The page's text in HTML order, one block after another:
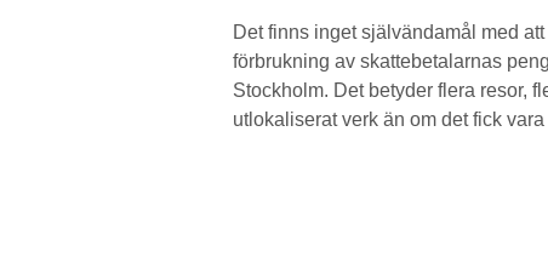
Det finns inget självändamål med
förbrukning av skattebetalarnas
Stockholm. Det betyder flera resor,
utlokaliserat verk än om det fick